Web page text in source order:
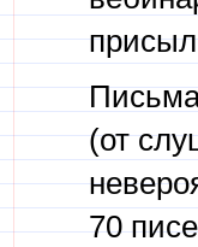
(от
70